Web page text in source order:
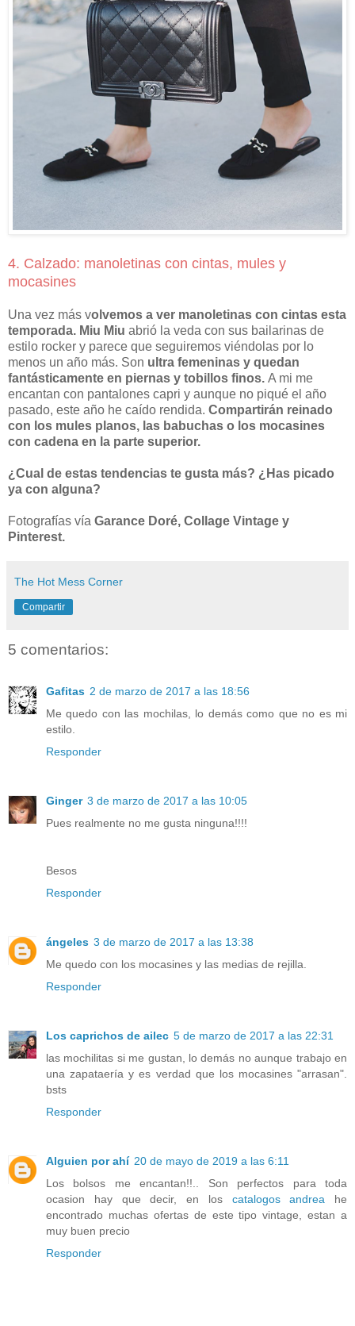
4. Calzado: manoletinas con cintas, mules y
mocasines
Una vez más volvemos a ver manoletinas con cintas esta
temporada. Miu Miu abrió la veda con sus bailarinas de
estilo rocker y parece que seguiremos viéndolas por lo
menos un año más. Son ultra femeninas y quedan
fantásticamente en piernas y tobillos finos. A mi me
encantan con pantalones capri y aunque no piqué el año
pasado, este año he caído rendida. Compartirán reinado
con los mules planos, las babuchas o los mocasines
con cadena en la parte superior.
¿Cual de estas tendencias te gusta más? ¿Has picado
ya con alguna?
Fotografías vía Garance Doré, Collage Vintage y
Pinterest.
The Hot Mess Corner
Compartir
5 comentarios:
Gafitas 2 de marzo de 2017 a las 18:56
Me quedo con las mochilas, lo demás como que no es mi
estilo.
Responder
Ginger 3 de marzo de 2017 a las 10:05
Pues realmente no me gusta ninguna!!!!
Besos
Responder
ángeles 3 de marzo de 2017 a las 13:38
Me quedo con los mocasines y las medias de rejilla.
Responder
Los caprichos de ailec 5 de marzo de 2017 a las 22:31
las mochilitas si me gustan, lo demás no aunque trabajo en
una zapataería y es verdad que los mocasines "arrasan".
bsts
Responder
Alguien por ahí 20 de mayo de 2019 a las 6:11
Los bolsos me encantan!!.. Son perfectos para toda
ocasion hay que decir, en los catalogos andrea he
encontrado muchas ofertas de este tipo vintage, estan a
muy buen precio
Responder